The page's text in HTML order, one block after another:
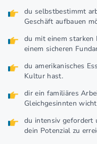
du selbstbestimmt
Geschäft aufbauen
du mit einem starken
einem sicheren
du amerikanisches
Kultur hast.
dir ein familiäres
Gleichgesinnten
du intensiv gefordert
dein Potenzial zu